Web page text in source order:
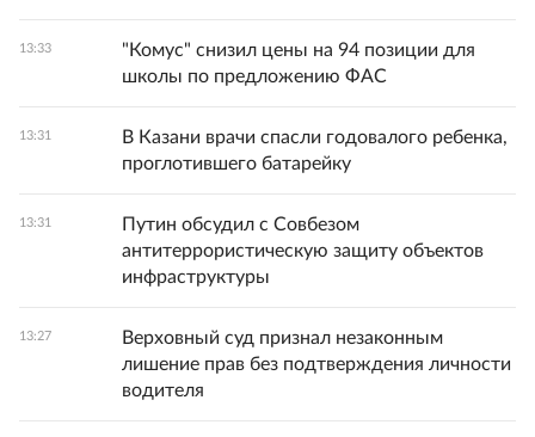
13:33
"Комус" снизил цены на 94 позиции для
школы по предложению ФАС
13:31
В Казани врачи спасли годовалого ребенка,
проглотившего батарейку
13:31
Путин обсудил с Совбезом
антитеррористическую защиту объектов
инфраструктуры
13:27
Верховный суд признал незаконным
лишение прав без подтверждения личности
водителя